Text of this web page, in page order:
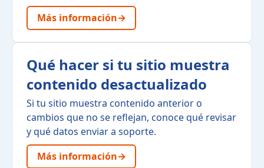
Más información→
Qué hacer si tu sitio muestra
contenido desactualizado
Si tu sitio muestra contenido anterior o
cambios que no se reflejan, conoce qué revisar
y qué datos enviar a soporte.
Más información→